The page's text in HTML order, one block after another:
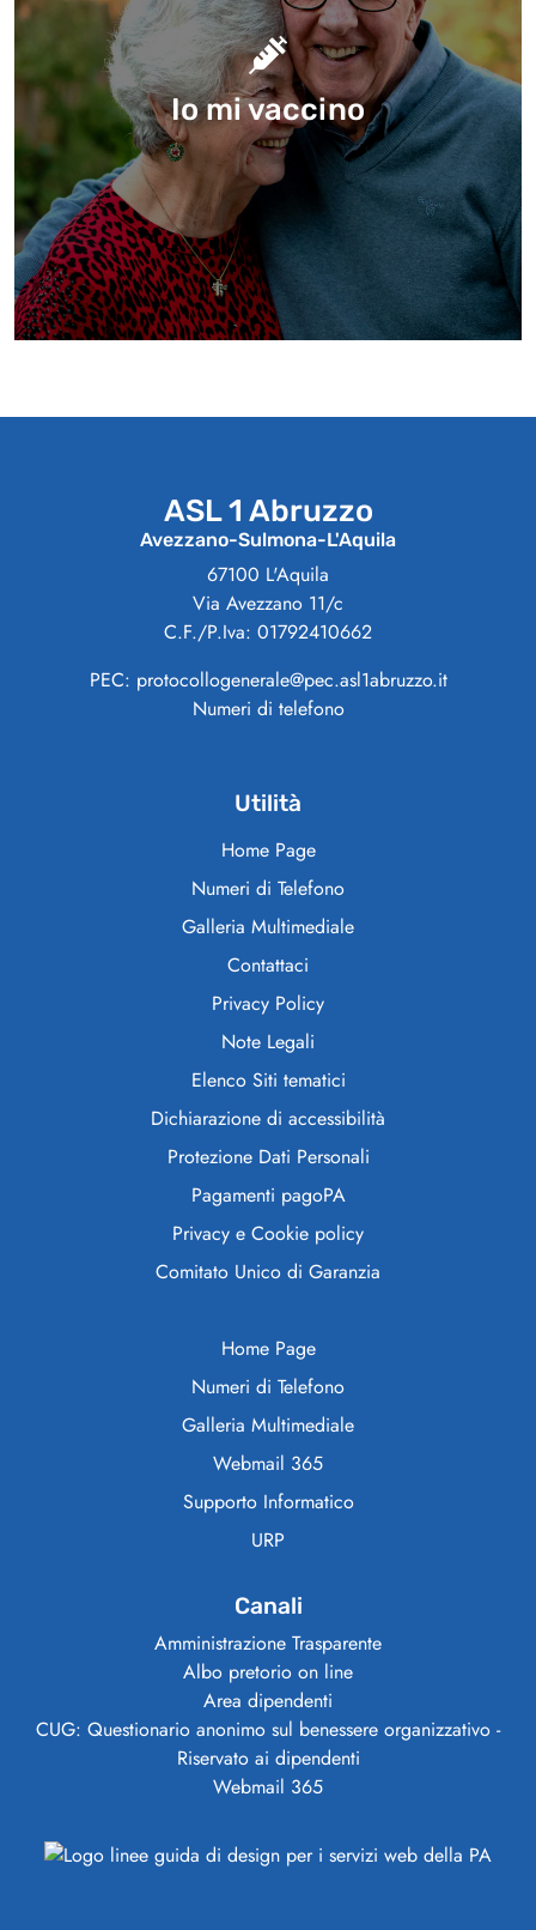
Io mi vaccino
ASL 1 Abruzzo
Avezzano-Sulmona-L'Aquila
67100 L'Aquila
Via Avezzano 11/c
C.F./P.Iva: 01792410662
PEC: protocollogenerale@pec.asl1abruzzo.it
Numeri di telefono
Utilità
Home Page
Numeri di Telefono
Galleria Multimediale
Contattaci
Privacy Policy
Note Legali
Elenco Siti tematici
Dichiarazione di accessibilità
Protezione Dati Personali
Pagamenti pagoPA
Privacy e Cookie policy
Comitato Unico di Garanzia
Home Page
Numeri di Telefono
Galleria Multimediale
Webmail 365
Supporto Informatico
URP
Canali
Amministrazione Trasparente
Albo pretorio on line
Area dipendenti
CUG: Questionario anonimo sul benessere organizzativo -
Riservato ai dipendenti
Webmail 365